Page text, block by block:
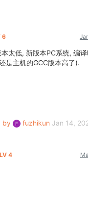
6
太低, 新版本PC系统, 编
是主机的GCC版本高了).
by F fuzhikun Jan 14,
LV 4